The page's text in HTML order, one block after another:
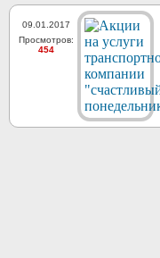
09.01.2017
Просмотров:
454